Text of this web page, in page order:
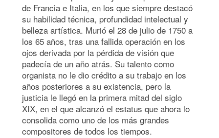
de Francia e Italia, en los que siempre destacó
su habilidad técnica, profundidad intelectual y
belleza artística. Murió el 28 de julio de 1750 a
los 65 años, tras una fallida operación en los
ojos derivada por la pérdida de visión que
padecía de un año atrás. Su talento como
organista no le dio crédito a su trabajo en los
años posteriores a su existencia, pero la
justicia le llegó en la primera mitad del siglo
XIX, en el que alcanzó el estatus que ahora lo
consolida como uno de los más grandes
compositores de todos los tiempos.